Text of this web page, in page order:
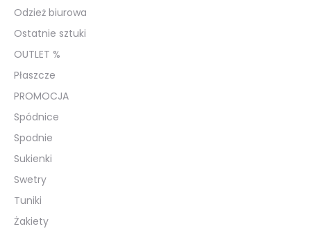
Odzież biurowa
Ostatnie sztuki
OUTLET %
Płaszcze
PROMOCJA
Spódnice
Spodnie
Sukienki
Swetry
Tuniki
Żakiety